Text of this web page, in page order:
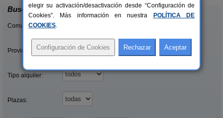
Buscar
Comunidades:
Provincias/Islas:
Tipo alquiler:
Plazas:
elegir su activación/desactivación desde “Configuración de
Cookies”. Más información en nuestra
POLÍTICA DE
COOKIES.